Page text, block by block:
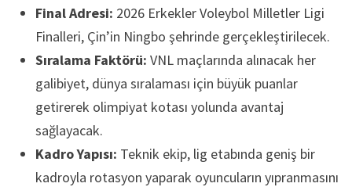
Final Adresi: 2026 Erkekler Voleybol Milletler Ligi
Finalleri, Çin’in Ningbo şehrinde gerçekleştirilecek.
Sıralama Faktörü: VNL maçlarında alınacak her
galibiyet, dünya sıralaması için büyük puanlar
getirerek olimpiyat kotası yolunda avantaj
sağlayacak.
Kadro Yapısı: Teknik ekip, lig etabında geniş bir
kadroyla rotasyon yaparak oyuncuların yıpranmasını